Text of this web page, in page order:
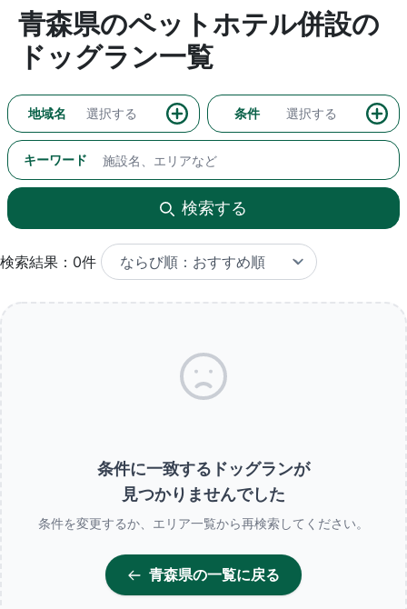
青森県のペットホテル併設の
ドッグラン一覧
地域名 選択する 条件 選択する
キーワード
検索する
検索結果：0件
条件に一致するドッグランが
見つかりませんでした
条件を変更するか、エリア一覧から再検索してください。
青森県の一覧に戻る